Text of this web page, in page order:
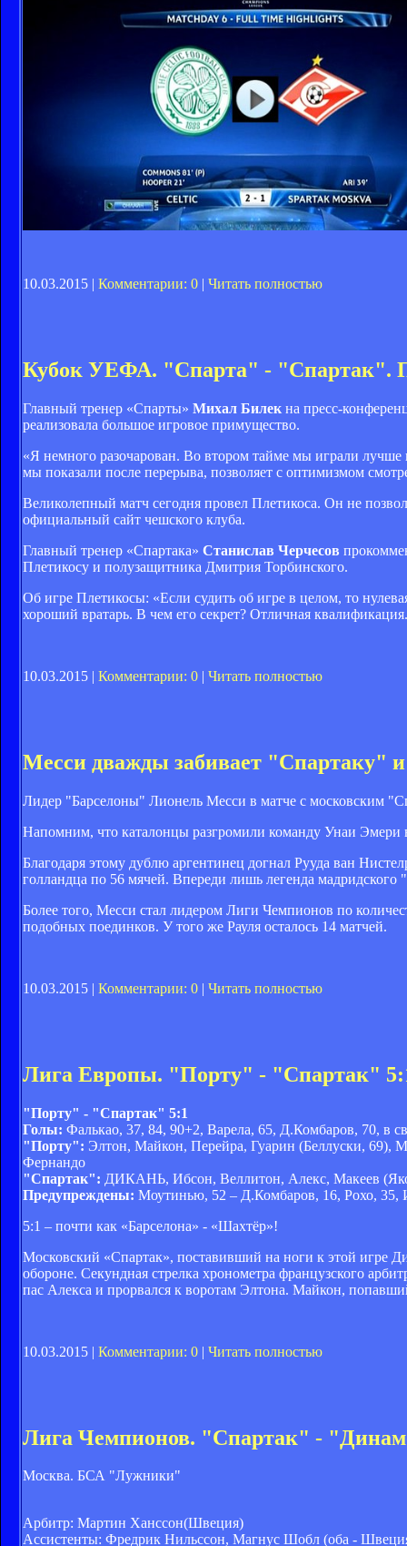
10.03.2015 | Комментарии: 0 | Читать полностью
Кубок УЕФА. "Спарта" - "Спартак".
Главный тренер «Спарты» Михал Билек на пресс-
реализовала большое игровое примущество.
«Я немного разочарован. Во втором тайме мы играли
мы показали после перерыва, позволяет с оптимизмом
Великолепный матч сегодня провел Плетикоса. Он не
официальный сайт чешского клуба.
Главный тренер «Спартака» Станислав Черчесов
Плетикосу и полузащитника Дмитрия Торбинского.
Об игре Плетикосы: «Если судить об игре в целом, то
хороший вратарь. В чем его секрет? Отличная
10.03.2015 | Комментарии: 0 | Читать полностью
Месси дважды забивает "Спартаку" и
Лидер "Барселоны" Лионель Месси в матче с московским
Напомним, что каталонцы разгромили команду Унаи Эмери
Благодаря этому дублю аргентинец догнал Рууда ван
голландца по 56 мячей. Впереди лишь легенда мадридского
Более того, Месси стал лидером Лиги Чемпионов по
подобных поединков. У того же Рауля осталось 14 матчей.
10.03.2015 | Комментарии: 0 | Читать полностью
Лига Европы. "Порту" - "Спартак"
"Порту" - "Спартак" 5:1
Голы: Фалькао, 37, 84, 90+2, Варела, 65, Д.Комбаров, 70, в
"Порту": Элтон, Майкон, Перейра, Гуарин (Беллуски, 69),
Фернандо
"Спартак": ДИКАНЬ, Ибсон, Веллитон, Алекс, Макеев
Предупреждены: Моутинью, 52 – Д.Комбаров, 16, Рохо, 35,
5:1 – почти как «Барселона» - «Шахтёр»!
Московский «Спартак», поставивший на ноги к этой игре
обороне. Секундная стрелка хронометра французского
пас Алекса и прорвался к воротам Элтона. Майкон,
10.03.2015 | Комментарии: 0 | Читать полностью
Лига Чемпионов. "Спартак" -
Москва. БСА "Лужники"
Арбитр: Мартин Ханссон(Швеция)
Ассистенты: Фредрик Нильссон, Магнус Шобл (оба -